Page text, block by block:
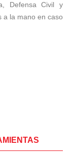
Defensa Civil y
a la mano en caso